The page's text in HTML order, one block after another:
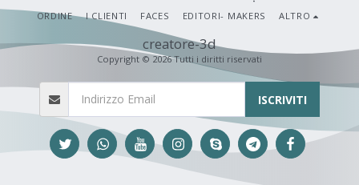
creatore-3d
Copyright © 2026 Tutti i diritti riservati
ORDINE I CLIENTI FACES EDITORI- MAKERS ALTRO
ISCRIVITI